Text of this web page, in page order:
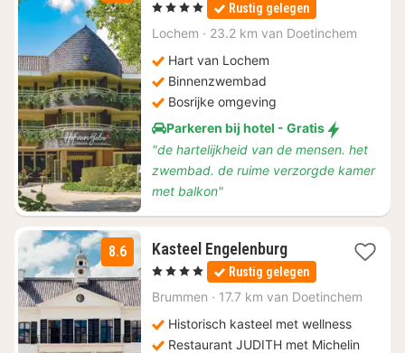
vanaf
€
, 4 Sterren Rustig gelegen
Lochem · 23.2 km van Doetinchem
Hart van Lochem
Binnenzwembad
Bosrijke omgeving
Parkeren bij hotel - Gratis
"de hartelijkheid van de mensen. het
zwembad. de ruime verzorgde kamer
met balkon"
8.6 Kasteel Engelenburg1
nacht
vanaf
€
, 4 Sterren Rustig gelegen
Brummen · 17.7 km van Doetinchem
Historisch kasteel met wellness
Restaurant JUDITH met Michelin